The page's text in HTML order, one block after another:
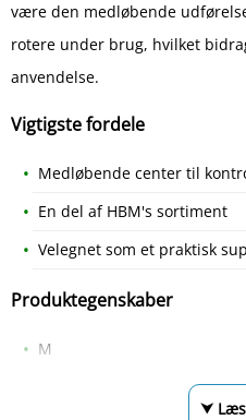
være den medløbende
rotere under brug, hvilket
anvendelse.
Vigtigste fordele
Medløbende center til
En del af HBM's sortiment
Velegnet som et praktisk
Produktegenskaber
M
⮟